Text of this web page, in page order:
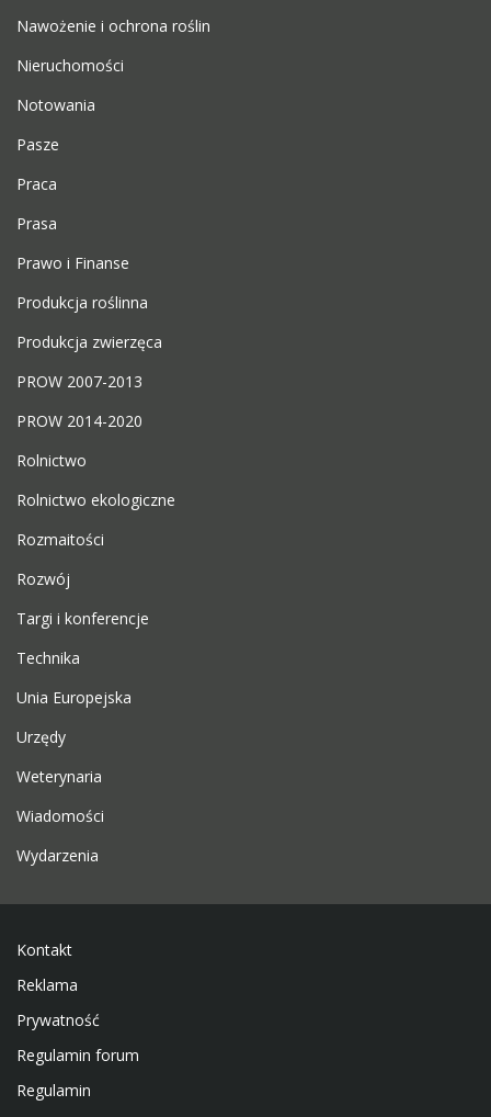
Nawożenie i ochrona roślin
Nieruchomości
Notowania
Pasze
Praca
Prasa
Prawo i Finanse
Produkcja roślinna
Produkcja zwierzęca
PROW 2007-2013
PROW 2014-2020
Rolnictwo
Rolnictwo ekologiczne
Rozmaitości
Rozwój
Targi i konferencje
Technika
Unia Europejska
Urzędy
Weterynaria
Wiadomości
Wydarzenia
Kontakt
Reklama
Prywatność
Regulamin forum
Regulamin